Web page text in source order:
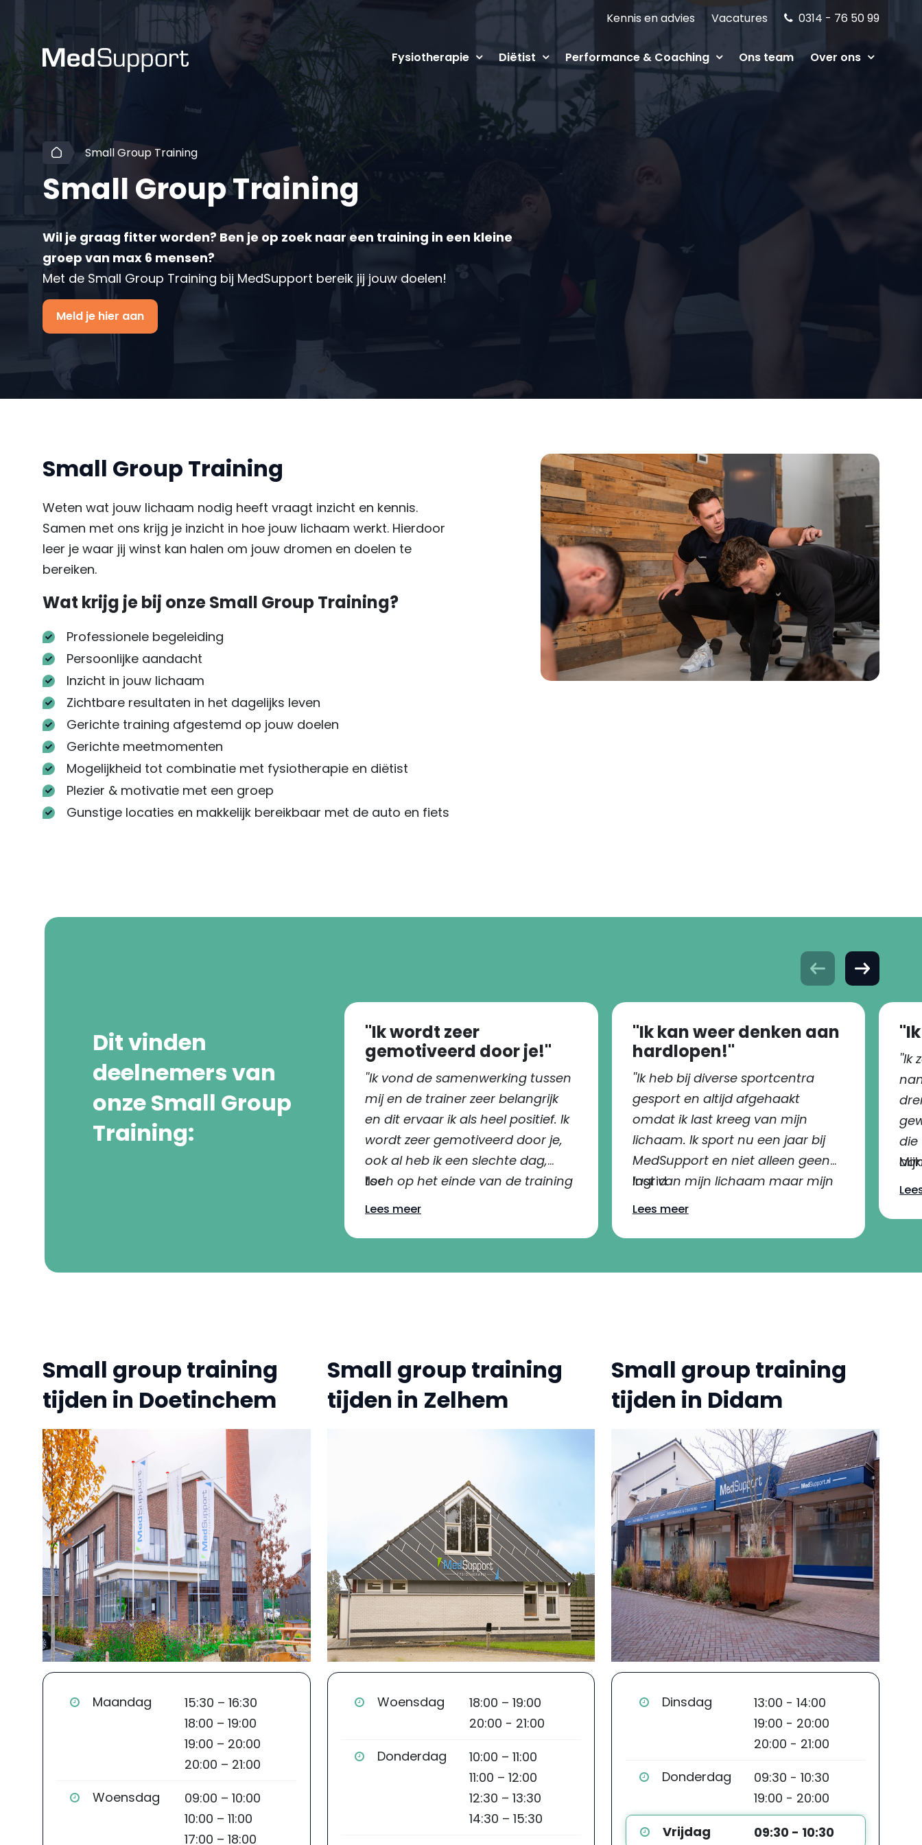
Fysiotherapie Diëtist Performance & Coaching Ons team Over ons
Kennis en advies Vacatures 0314 - 76 50 99
Small Group Training
Small Group Training
Wil je graag fitter worden? Ben je op zoek naar een training in een kleine
groep van max 6 mensen?
Met de Small Group Training bij MedSupport bereik jij jouw doelen!
Meld je hier aan
Small Group Training
Weten wat jouw lichaam nodig heeft vraagt inzicht en kennis.
Samen met ons krijg je inzicht in hoe jouw lichaam werkt. Hierdoor
leer je waar jij winst kan halen om jouw dromen en doelen te
bereiken.
Wat krijg je bij onze Small Group Training?
Professionele begeleiding
Persoonlijke aandacht
Inzicht in jouw lichaam
Zichtbare resultaten in het dagelijks leven
Gerichte training afgestemd op jouw doelen
Gerichte meetmomenten
Mogelijkheid tot combinatie met fysiotherapie en diëtist
Plezier & motivatie met een groep
Gunstige locaties en makkelijk bereikbaar met de auto en fiets
Dit vinden
deelnemers van
onze Small Group
Training:
''Ik wordt zeer
gemotiveerd door je!''
''Ik vond de samenwerking tussen
mij en de trainer zeer belangrijk
en dit ervaar ik als heel positief. Ik
wordt zeer gemotiveerd door je,
ook al heb ik een slechte dag,
toch op het einde van de training
ben ik weer helemaal
Ilse
Lees meer
''Ik kan weer denken aan
hardlopen!''
''Ik heb bij diverse sportcentra
gesport en altijd afgehaakt
omdat ik last kreeg van mijn
lichaam. Ik sport nu een jaar bij
MedSupport en niet alleen geen
last van mijn lichaam maar mijn
conditie is stukken vooruit
gaan denken om hard te lopen
Ingrid
Lees meer
''Ik
die
Small group training
tijden in Doetinchem
Maandag
15:30 – 16:30
18:00 – 19:00
19:00 – 20:00
20:00 – 21:00
Woensdag
09:00 – 10:00
10:00 – 11:00
17:00 – 18:00
Small group training
tijden in Zelhem
Woensdag
18:00 – 19:00
20:00 - 21:00
Donderdag
10:00 – 11:00
11:00 – 12:00
12:30 – 13:30
14:30 – 15:30
Small group training
tijden in Didam
Dinsdag
13:00 - 14:00
19:00 - 20:00
20:00 - 21:00
Donderdag
09:30 - 10:30
19:00 - 20:00
Vrijdag
09:30 - 10:30